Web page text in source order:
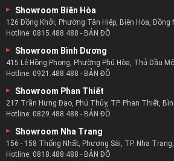
Quý khách hàng ở tạiQuận 1,Quận 2,
5,Quận 6,Quận 7 ,Quận 8
Quận Thủ Đức sau khi đặt hàng sẽ nhận
vòng 1 ngày làm việc ( nếu sản phẩm
ty) Các khu vực còn lại của thành phố
9, Quận 12, Huyện Nhà Bè, Huyện Cần
nhận hàng sau 2 ngày làm việc.
Xem Ngay:Mẫu Ghế Sofa Cổ Điển
Showroom Biên Hòa
126 Đồng Khởi, Phường Tân Hiệp, Biên Hòa, Đồng
Hotline: 0815.488.488 - BẢN ĐỒ
Showroom Bình Dương
415 Lê Hồng Phong, Phường Phú Hòa, Thủ Dầu
Hotline: 0921.488.488 - BẢN ĐỒ
Showroom Phan Thiết
217 Trần Hưng Đạo, Phú Thủy, TP. Phan Thiết,
Hotline: 0829.488.488 - BẢN ĐỒ
Showroom Nha Trang
156 - 158 Thống Nhất, Phương Sài, TP. Nha
Hotline: 0818.488.488 - BẢN ĐỒ